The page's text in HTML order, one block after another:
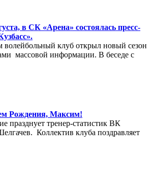
в СК «Арена» состоялась пресс-
клуб открыл новый сезон
массовой информации. В беседе с
Рождения, Максим!
празднует тренер-статистик ВК
Коллектив клуба поздравляет